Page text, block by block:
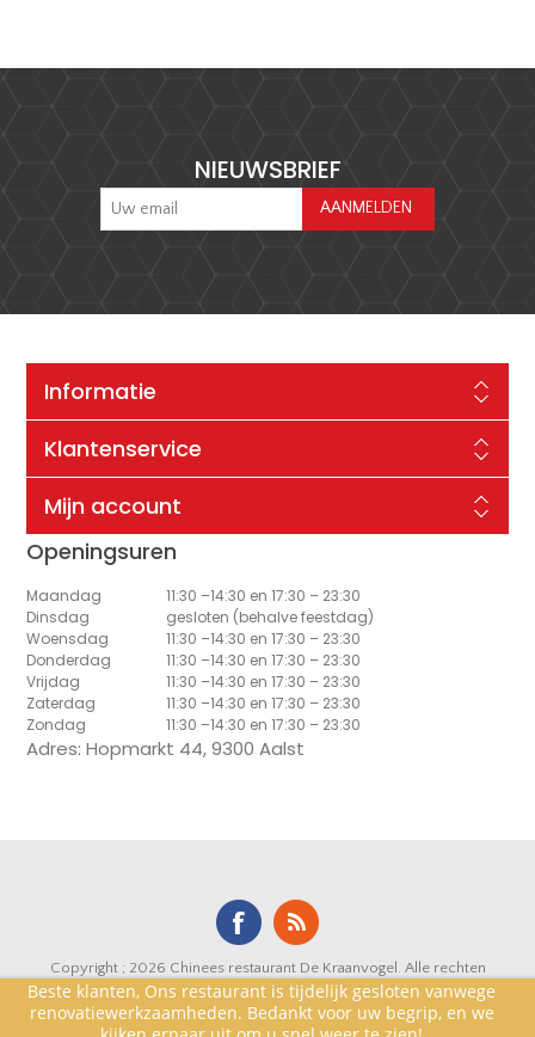
Beste klanten, Ons restaurant is tijdelijk gesloten vanwege
renovatiewerkzaamheden. Bedankt voor uw begrip, en we
NIEUWSBRIEF
Informatie
Klantenservice
Mijn account
Openingsuren
Maandag
11:30 –14:30 en 17:30 – 23:30
Dinsdag
gesloten (behalve feestdag)
Woensdag
11:30 –14:30 en 17:30 – 23:30
Donderdag
11:30 –14:30 en 17:30 – 23:30
Vrijdag
11:30 –14:30 en 17:30 – 23:30
Zaterdag
11:30 –14:30 en 17:30 – 23:30
Zondag
11:30 –14:30 en 17:30 – 23:30
Adres: Hopmarkt 44, 9300 Aalst
Copyright ; 2026 Chinees restaurant De Kraanvogel. Alle rechten
voorbehouden.
Powered bynopCommerce